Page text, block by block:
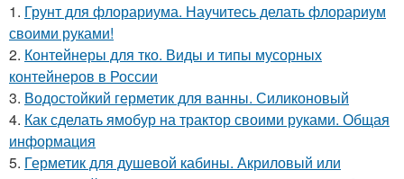
1. Грунт для флорариума. Научитесь делать флорариум
своими руками!
2. Контейнеры для тко. Виды и типы мусорных
контейнеров в России
3. Водостойкий герметик для ванны. Силиконовый
4. Как сделать ямобур на трактор своими руками. Общая
информация
5. Герметик для душевой кабины. Акриловый или